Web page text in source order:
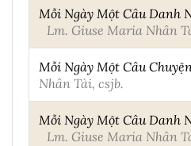
Mỗi Ngày Một Câu Danh
Lm. Giuse Maria Nhân
Mỗi Ngày Một Câu
Nhân Tài, csjb.
Mỗi Ngày Một Câu Danh
Lm. Giuse Maria Nhân